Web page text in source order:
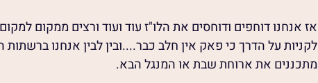
אז אנחנו דוחפים ודוחסים את הלו"ז עוד ועוד ורצים ממקום
לקניות על הדרך כי פאק אין חלב כבר....ובין לבין אנחנו ברשתות
מתכננים את ארוחת שבת או המנגל הבא.